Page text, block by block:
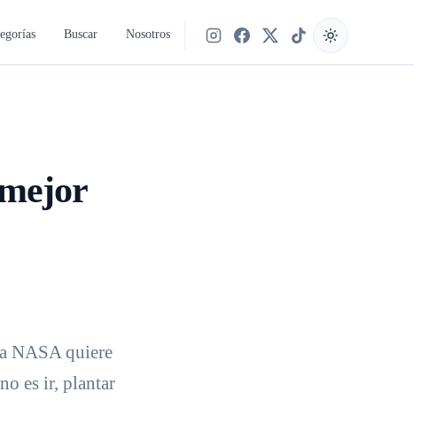
Buscar Nosotros
Síguenos en Instagram
Síguenos en Facebook
Síguenos en X
Síguenos en TikTok
NASA quiere
es ir, plantar